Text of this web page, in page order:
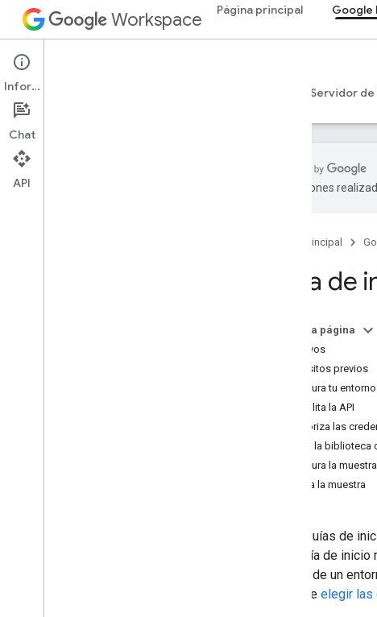
Workspace Página principal Google
Google Drive
Descripción general Servidor de
traducciones
Página principal
Guía
En esta página
Objetivos
Requisitos previos
Configura tu entorno
Habilita la API
Autoriza las
Instala la
Configura la muestra
Ejecuta la muestra
En las guías de
esta guía de
el caso de un
antes de elegir las
Información
Chat
API